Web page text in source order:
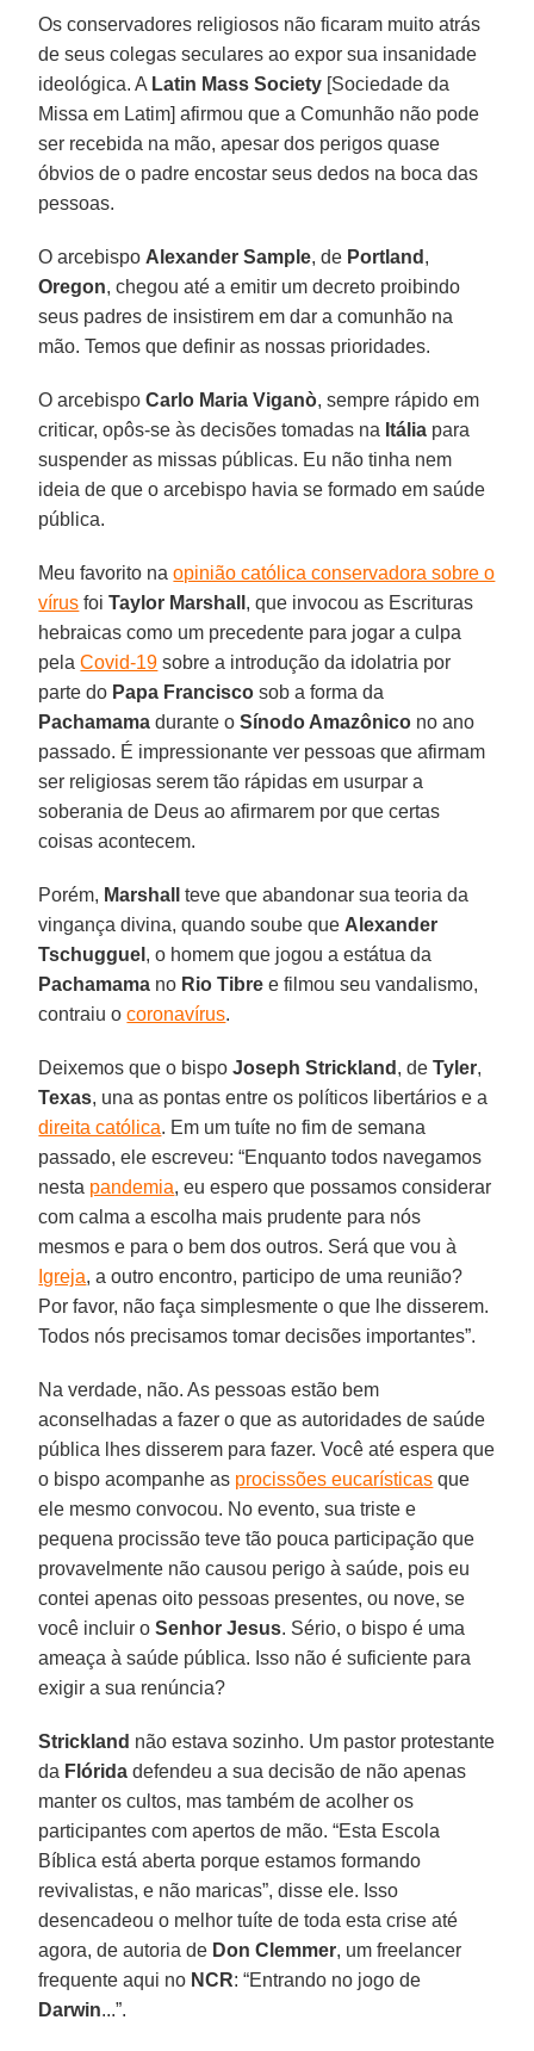
Os conservadores religiosos não ficaram muito atrás
de seus colegas seculares ao expor sua insanidade
ideológica. A Latin Mass Society [Sociedade da
Missa em Latim] afirmou que a Comunhão não pode
ser recebida na mão, apesar dos perigos quase
óbvios de o padre encostar seus dedos na boca das
pessoas.
O arcebispo Alexander Sample, de Portland ,
Oregon, chegou até a emitir um decreto proibindo
seus padres de insistirem em dar a comunhão na
mão. Temos que definir as nossas prioridades.
O arcebispoCarlo Maria Viganò, sempre rápido em
criticar, opôs-se às decisões tomadas na Itália para
suspender as missas públicas. Eu não tinha nem
ideia de que o arcebispo havia se formado em saúde
pública.
Meu favorito naopinião católica conservadora sobre o
vírus foiTaylor Marshall , que invocou as Escrituras
hebraicas como um precedente para jogar a culpa
pelaCovid-19 sobre a introdução da idolatria por
parte do Papa Francisco sob a forma da
Pachamama durante oSínodo Amazônico no ano
passado. É impressionante ver pessoas que afirmam
ser religiosas serem tão rápidas em usurpar a
soberania de Deus ao afirmarem por que certas
coisas acontecem.
Porém, Marshall
teve que abandonar sua teoria da
vingança divina, quando soube que Alexander
Tschugguel , o homem que jogou a estátua da
Pachamama no Rio Tibre e filmou seu vandalismo,
contraiu ocoronavírus.
Deixemos que o bispoJoseph Strickland , deTyler,
Texas, una as pontas entre os políticos libertários e a
direita católica. Em um tuíte no fim de semana
passado, ele escreveu: “Enquanto todos navegamos
nesta pandemia, eu espero que possamos considerar
com calma a escolha mais prudente para nós
mesmos e para o bem dos outros. Será que vou à
Igreja, a outro encontro, participo de uma reunião?
Por favor, não faça simplesmente o que lhe disserem.
Todos nós precisamos tomar decisões importantes”.
Na verdade, não. As pessoas estão bem
aconselhadas a fazer o que as autoridades de saúde
pública lhes disserem para fazer. Você até espera que
o bispo acompanhe as procissões eucarísticas que
ele mesmo convocou. No evento, sua triste e
pequena procissão teve tão pouca participação que
provavelmente não causou perigo à saúde, pois eu
contei apenas oito pessoas presentes, ou nove, se
você incluir oSenhor Jesus. Sério, o bispo é uma
ameaça à saúde pública. Isso não é suficiente para
exigir a sua renúncia?
Strickland não estava sozinho. Um pastor protestante
da Flórida defendeu a sua decisão de não apenas
manter os cultos, mas também de acolher os
participantes com apertos de mão. “Esta Escola
Bíblica está aberta porque estamos formando
revivalistas, e não maricas”, disse ele. Isso
desencadeou o melhor tuíte de toda esta crise até
agora, de autoria de Don Clemmer, um freelancer
frequente aqui no NCR: “Entrando no jogo de
Darwin...”.